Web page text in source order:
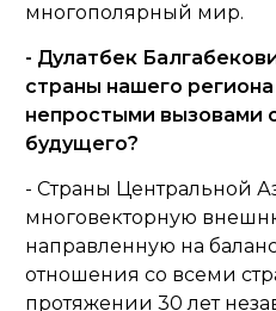
многополярный мир.
- Дулатбек
страны нашего
непростыми вызовами
будущего?
- Страны Центральной
многовекторную
направленную на
отношения со всеми
протяжении 30 лет